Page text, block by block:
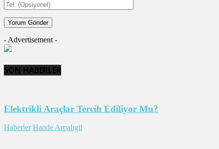
- Advertisement -
SON HABERLER
Elektrikli Araçlar Tercih Ediliyor Mu?
Haberler Hande Arpalıgil